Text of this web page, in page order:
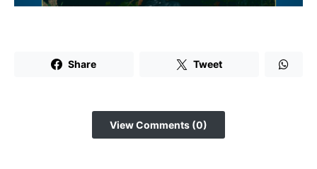
Share Tweet
View Comments (0)